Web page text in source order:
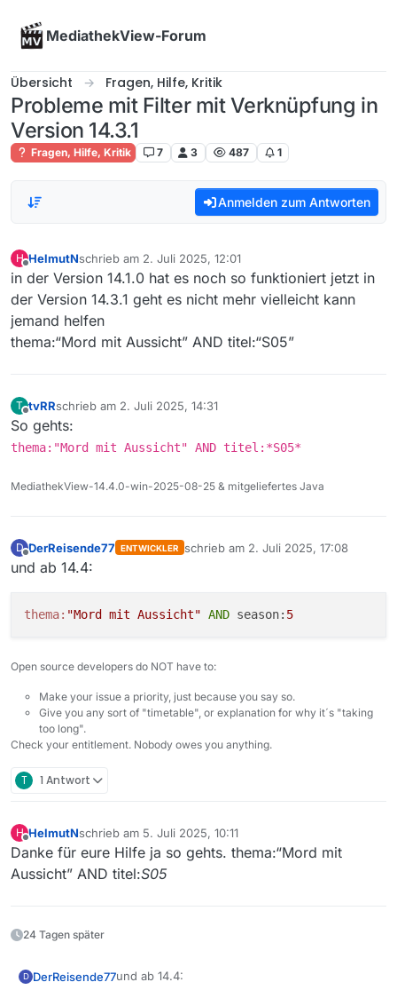
MediathekView-Forum
Übersicht Fragen, Hilfe, Kritik
Probleme mit Filter mit Verknüpfung in
Version 14.3.1
Fragen, Hilfe, Kritik 7 3 487 1
Anmelden zum Antworten
H
Offline
HelmutNschrieb am 2. Juli 2025, 12:01
zuletzt editiert von
in der Version 14.1.0 hat es noch so funktioniert jetzt in
der Version 14.3.1 geht es nicht mehr vielleicht kann
jemand helfen
thema:“Mord mit Aussicht” AND titel:“S05”
T
Offline
tvRRschrieb am 2. Juli 2025, 14:31
zuletzt editiert von
So gehts:
thema:"Mord mit Aussicht" AND titel:*S05*
MediathekView-14.4.0-win-2025-08-25 & mitgeliefertes Java
D
Offline
DerReisende77 ENTWICKLER schrieb am 2. Juli 2025, 17:08
zuletzt editiert von
und ab 14.4:
thema: "Mord mit Aussicht" AND season: 5
Open source developers do NOT have to:
Make your issue a priority, just because you say so.
Give you any sort of "timetable", or explanation for why it´s "taking
too long".
Check your entitlement. Nobody owes you anything.
T 1 Antwort
H
Offline
HelmutNschrieb am 5. Juli 2025, 10:11
zuletzt editiert von
Danke für eure Hilfe ja so gehts. thema:“Mord mit
Aussicht” AND titel:S05
24 Tagen später
D DerReisende77und ab 14.4: